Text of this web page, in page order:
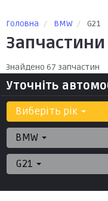
Головна BMW G21
Запчастини
Знайдено 67 запчастин
Уточніть
Виберіть рік
BMW
G21